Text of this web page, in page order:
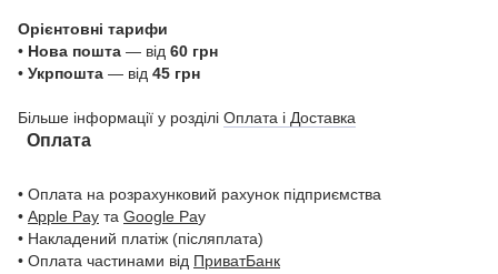
Орієнтовні тарифи
• Нова пошта — від 60 грн
• Укрпошта — від 45 грн
Більше інформації у розділі Оплата і Доставка
Оплата
• Оплата на розрахунковий рахунок підприємства
• Apple Pay та Google Pay
• Накладений платіж (післяплата)
• Оплата частинами від ПриватБанк